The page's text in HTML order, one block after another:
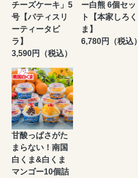
チーズケーキ」5
号【パティスリ
ーティータビ
ラ】
3,590円（税込）
ー白熊 6個セッ
ト【本家しろく
ま】
6,780円（税込）
甘酸っぱさがた
まらない！南国
白くま&白くま
マンゴー10個詰